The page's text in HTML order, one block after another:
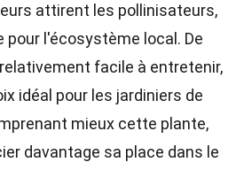
attirent les pollinisateurs,
pour l'écosystème local. De
facile à entretenir,
idéal pour les jardiniers de
mieux cette plante,
davantage sa place dans le